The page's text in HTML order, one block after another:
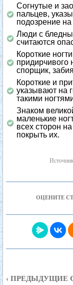
Согнутые и
пальцев,
подозрение на
Люди с
считаются
Короткие
придирчивого
спорщик,
Короткие и
указывают на
такими
Знаком
маленькие
всех сторон
покрыть их.
ОЦЕНИТЕ
‹ ПРЕДЫДУЩИЕ